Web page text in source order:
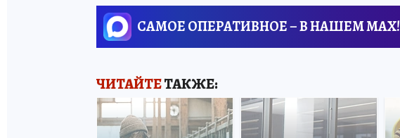
САМОЕ ОПЕРАТИВНОЕ – В НАШЕМ MAX!
ЧИТАЙТЕТАКЖЕ: